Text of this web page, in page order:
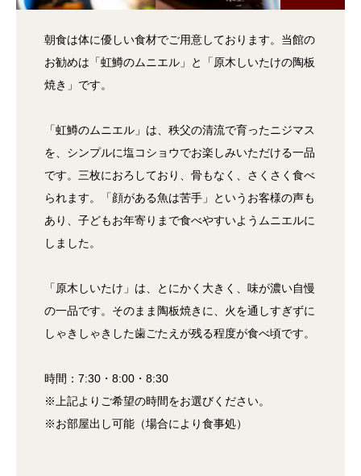
朝食は体に優しい食材でご用意しております。当館の
お勧めは「虹鱒のムニエル」と「原木しいたけの陶板
焼き」です。
「虹鱒のムニエル」は、秩父の清流で育ったニジマス
を、シンプルに塩コショウでお楽しみいただける一品
です。三枚におろしており、骨もなく、さくさく食べ
られます。「顔がある魚は苦手」というお客様の声も
あり、子どもお年寄りまで食べやすいようムニエルに
しました。
「原木しいたけ」は、とにかく大きく、味が濃い自慢
の一品です。そのまま陶板焼きに、火を通しすぎずに
しゃきしゃきした歯ごたえが残る程度が食べ頃です。
時間：7:30・8:00・8:30
※上記よりご希望の時間をお選びください。
※お部屋出し可能（場合により食事処）